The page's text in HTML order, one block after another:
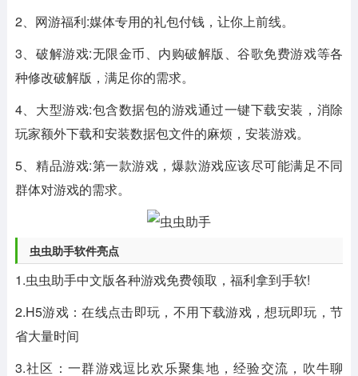
2、网游福利:媒体专用的礼包付钱，让你上前线。
3、破解游戏:无限金币、内购破解版、谷歌免费游戏等各
种修改破解版，满足你的需求。
4、大型游戏:包含数据包的游戏通过一键下载安装，消除
玩家额外下载和安装数据包文件的麻烦，安装游戏。
5、精品游戏:第一款游戏，爆款游戏应该尽可能满足不同
群体对游戏的需求。
虫虫助手软件亮点
1.虫虫助手中文版各种游戏免费领取，福利拿到手软!
2.H5游戏：在线点击即玩，不用下载游戏，想玩即玩，节
省大量时间
3.社区：一群游戏逗比欢乐聚集地，经验交流，吹牛聊